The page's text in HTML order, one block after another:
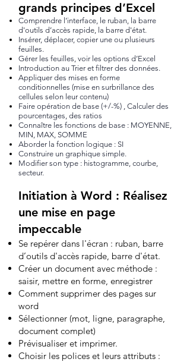
grands principes d’Excel
Comprendre l’interface, le ruban, la barre
d'outils d’accès rapide, la barre d'état.
Insérer, déplacer, copier une ou plusieurs
feuilles.
Gérer les feuilles, voir les options d’Excel
Introduction au Trier et filtrer des données.
Appliquer des mises en forme
conditionnelles (mise en surbrillance des
cellules selon leur contenu)
Faire opération de base (+/-%) , Calculer des
pourcentages, des ratios
Connaître les fonctions de base : MOYENNE,
MIN, MAX, SOMME
Aborder la fonction logique : SI
Construire un graphique simple.
Modifier son type : histogramme, courbe,
secteur.
Initiation à Word : Réalisez
une mise en page
impeccable
Se repérer dans l'écran : ruban, barre
d’outils d'accès rapide, barre d'état.
Créer un document avec méthode :
saisir, mettre en forme, enregistrer
Comment supprimer des pages sur
word
Sélectionner (mot, ligne, paragraphe,
document complet)
Prévisualiser et imprimer.
Choisir les polices et leurs attributs :